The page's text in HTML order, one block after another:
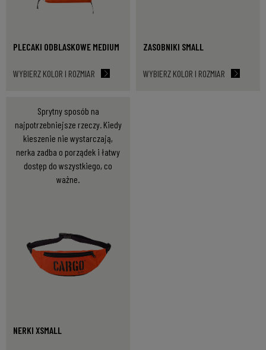
PLECAKI ODBLASKOWE MEDIUM
WYBIERZ KOLOR I ROZMIAR
ZASOBNIKI SMALL
WYBIERZ KOLOR I ROZMIAR
Sprytny sposób na
najpotrzebniejsze rzeczy. Kiedy
kieszenie nie wystarczają,
nerka zadba o porządek i łatwy
dostęp do wszystkiego, co
ważne.
NERKI XSMALL